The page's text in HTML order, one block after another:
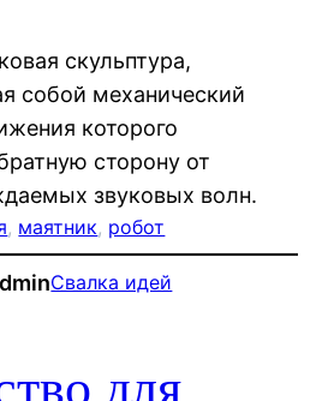
скульптура,
собой механический
которого
сторону от
звуковых волн.
, маятник, робот
Свалка идей
для